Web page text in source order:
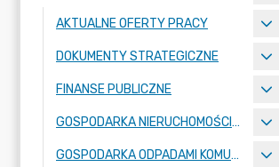
AKTUALNE OFERTY PRACY
DOKUMENTY STRATEGICZNE
FINANSE PUBLICZNE
GOSPODARKA NIERUCHOMOŚCIAMI
GOSPODARKA ODPADAMI KOMUNALNYMI